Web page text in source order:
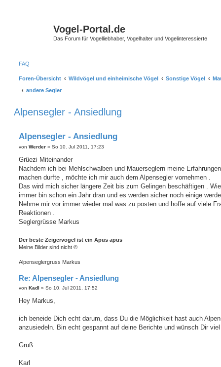
Vogel-Portal.de
Das Forum für Vogelliebhaber, Vogelhalter und Vogelinteressierte
FAQ
Foren-Übersicht Wildvögel und einheimische Vögel Sonstige Vögel
andere Segler
Alpensegler - Ansiedlung
Alpensegler - Ansiedlung
B
i
r
a
von Werder » So 10. Jul 2011, 17:23
Grüezi Miteinander
Nachdem ich bei Mehlschwalben und Mauerseglern meine Erfahrungen
machen durfte , möchte ich mir auch dem Alpensegler vornehmen .
Das wird mich sicher längere Zeit bis zum Gelingen beschäftigen .
immer bin schon ein Jahr dran und es werden sicher noch einige
Nehme mir vor immer wieder mal was zu posten und hoffe auf viele
Reaktionen .
Seglergrüsse Markus
Der beste Zeigervogel ist ein Apus apus
Meine Bilder sind nicht ©
Alpenseglergruss Markus
Re: Alpensegler - Ansiedlung
B
a
von Kadl » So 10. Jul 2011, 17:52
Hey Markus,
ich beneide Dich echt darum, dass Du die Möglichkeit hast auch
anzusiedeln. Bin echt gespannt auf deine Berichte und wünsch Dir
Gruß
Karl